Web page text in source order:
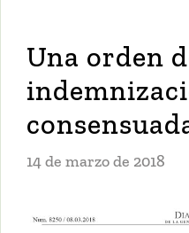
Una orden
14 de marzo de 2018